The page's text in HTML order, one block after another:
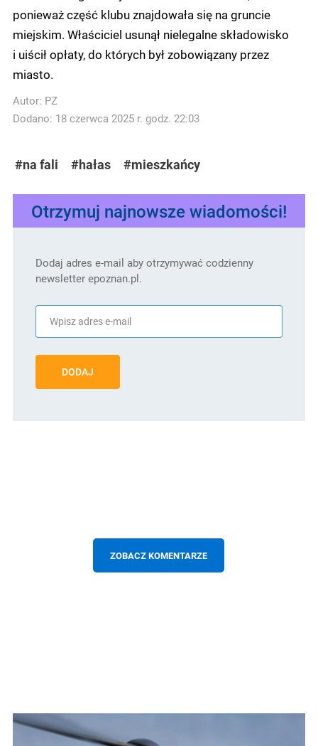
ponieważ część klubu znajdowała się na gruncie
miejskim. Właściciel usunął nielegalne składowisko
i uiścił opłaty, do których był zobowiązany przez
miasto.
Autor: PZ
Dodano: 18 czerwca 2025 r. godz. 22:03
#na fali #hałas #mieszkańcy
Otrzymuj najnowsze wiadomości!
Dodaj adres e-mail aby otrzymywać codzienny
newsletter epoznan.pl.
DODAJ
ZOBACZ KOMENTARZE